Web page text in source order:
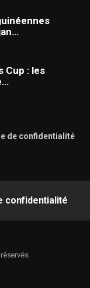
Cup : les
de confidentialité
confidentialité